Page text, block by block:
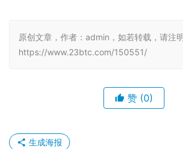
原创文章，作者：admin，如若转载，请注
https://www.23btc.com/150551/
赞 (0)
生成海报